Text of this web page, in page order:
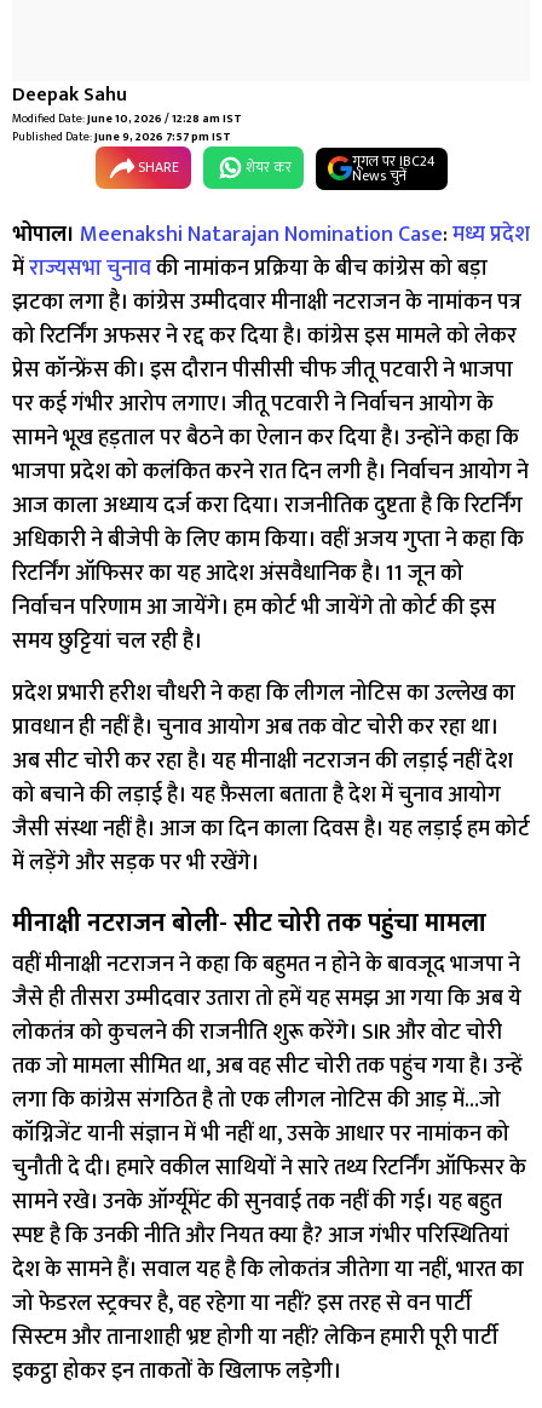
Deepak Sahu
Modified Date:June 10, 2026 / 12:28 am IST
Published Date:June 9, 2026 7:57 pm IST
SHARE शेयर कर गूगल पर IBC24
News चुनें
भोपाल। Meenakshi Natarajan Nomination Case:मध्य प्रदेश
मेंराज्यसभा चुनावकी नामांकन प्रक्रिया के बीच कांग्रेस को बड़ा
झटका लगा है। कांग्रेस उम्मीदवार मीनाक्षी नटराजन के नामांकन पत्र
को रिटर्निंग अफसर ने रद्द कर दिया है। कांग्रेस इस मामले को लेकर
प्रेस कॉन्फ्रेंस की। इस दौरान पीसीसी चीफ जीतू पटवारी ने भाजपा
पर कई गंभीर आरोप लगाए। जीतू पटवारी ने निर्वाचन आयोग के
सामने भूख हड़ताल पर बैठने का ऐलान कर दिया है। उन्होंने कहा कि
भाजपा प्रदेश को कलंकित करने रात दिन लगी है। निर्वाचन आयोग ने
आज काला अध्याय दर्ज करा दिया। राजनीतिक दुष्टता है कि रिटर्निंग
अधिकारी ने बीजेपी के लिए काम किया। वहीं अजय गुप्ता ने कहा कि
रिटर्निंग ऑफिसर का यह आदेश अंसवैधानिक है। 11 जून को
निर्वाचन परिणाम आ जायेंगे। हम कोर्ट भी जायेंगे तो कोर्ट की इस
समय छुट्टियां चल रही है।
प्रदेश प्रभारी हरीश चौधरी ने कहा कि लीगल नोटिस का उल्लेख का
प्रावधान ही नहीं है। चुनाव आयोग अब तक वोट चोरी कर रहा था।
अब सीट चोरी कर रहा है। यह मीनाक्षी नटराजन की लड़ाई नहीं देश
को बचाने की लड़ाई है। यह फ़ैसला बताता है देश में चुनाव आयोग
जैसी संस्था नहीं है। आज का दिन काला दिवस है। यह लड़ाई हम कोर्ट
में लड़ेंगे और सड़क पर भी रखेंगे।
मीनाक्षी नटराजन बोली- सीट चोरी तक पहुंचा मामला
वहीं मीनाक्षी नटराजन ने कहा कि बहुमत न होने के बावजूद भाजपा ने
जैसे ही तीसरा उम्मीदवार उतारा तो हमें यह समझ आ गया कि अब ये
लोकतंत्र को कुचलने की राजनीति शुरू करेंगे। SIR और वोट चोरी
तक जो मामला सीमित था, अब वह सीट चोरी तक पहुंच गया है। उन्हें
लगा कि कांग्रेस संगठित है तो एक लीगल नोटिस की आड़ में…जो
कॉग्निजेंट यानी संज्ञान में भी नहीं था, उसके आधार पर नामांकन को
चुनौती दे दी। हमारे वकील साथियों ने सारे तथ्य रिटर्निंग ऑफिसर के
सामने रखे। उनके ऑर्ग्यूमेंट की सुनवाई तक नहीं की गई। यह बहुत
स्पष्ट है कि उनकी नीति और नियत क्या है? आज गंभीर परिस्थितियां
देश के सामने हैं। सवाल यह है कि लोकतंत्र जीतेगा या नहीं, भारत का
जो फेडरल स्ट्रक्चर है, वह रहेगा या नहीं? इस तरह से वन पार्टी
सिस्टम और तानाशाही भ्रष्ट होगी या नहीं? लेकिन हमारी पूरी पार्टी
इकट्ठा होकर इन ताकतों के खिलाफ लड़ेगी।